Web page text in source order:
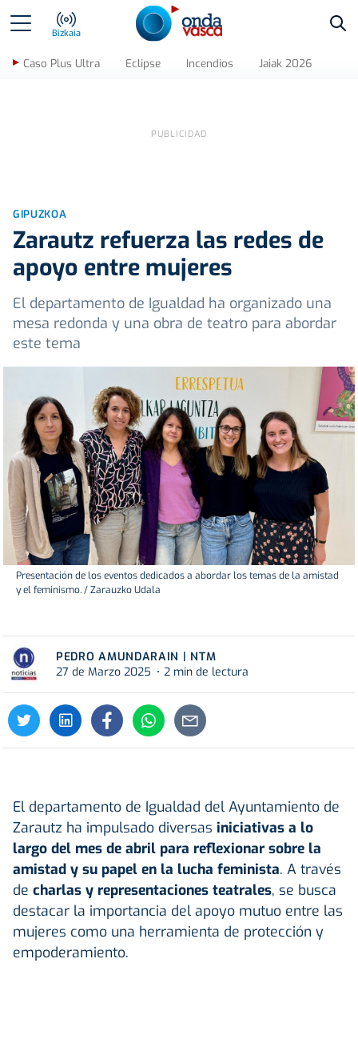
Bizkaia
Caso Plus Ultra Eclipse Incendios Jaiak 2026
GIPUZKOA
Zarautz refuerza las redes de
apoyo entre mujeres
El departamento de Igualdad ha organizado una
mesa redonda y una obra de teatro para abordar
este tema
Presentación de los eventos dedicados a abordar los temas de la amistad
y el feminismo. / Zarauzko Udala
PEDRO AMUNDARAIN | NTM
27 de Marzo 2025
2 min de lectura
El departamento de Igualdad del Ayuntamiento de
Zarautz ha impulsado diversas iniciativas a lo
largo del mes de abril para reflexionar sobre la
amistad y su papel en la lucha feminista. A través
de charlas y representaciones teatrales, se busca
destacar la importancia del apoyo mutuo entre las
mujeres como una herramienta de protección y
empoderamiento.